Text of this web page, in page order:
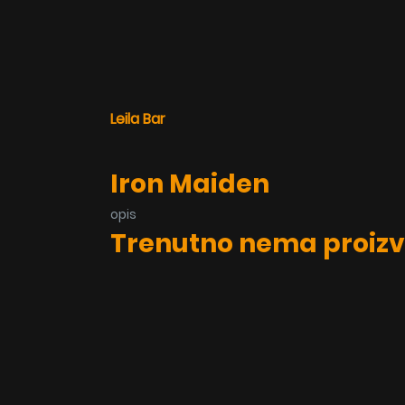
Leila Bar
Iron Maiden
opis
Trenutno nema